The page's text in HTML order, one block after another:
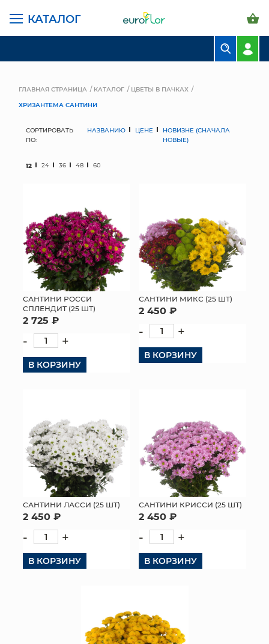
КАТАЛОГ
СВАДЕБНАЯ ФЛОРИСТИКА
ГРУНТЫ И УДОБРЕНИЯ
ПРЕДМЕТЫ ИНТЕРЬЕРА
ВАЗЫ
МЯГКИЕ ИГРУШКИ
КОРЗИНЫ
ПАКЕТЫ И СУМКИ
ПОДАРОЧНЫЕ КАРТЫ
ТОРГОВЫЙ ЦЕНТР
ОПТОВЫМ КЛИЕНТАМ
ДОСТАВКА И ОПЛАТА
КОНТАКТЫ
ГЛАВНАЯ СТРАНИЦА КАТАЛОГ
ЦВЕТЫ В ПАЧКАХ
ХРИЗАНТЕМА САНТИНИ
СОРТИРОВАТЬ
ПО:
НАЗВАНИЮ ЦЕНЕ
НОВИЗНЕ (СНАЧАЛА
НОВЫЕ)
12 24 36 48 60
САНТИНИ РОССИ
СПЛЕНДИТ (25 ШТ)
2 725 ₽
- +
В КОРЗИНУ
САНТИНИ МИКС (25 ШТ)
2 450 ₽
- +
В КОРЗИНУ
САНТИНИ ЛАССИ (25 ШТ)
2 450 ₽
- +
В КОРЗИНУ
САНТИНИ КРИССИ (25 ШТ)
2 450 ₽
- +
В КОРЗИНУ